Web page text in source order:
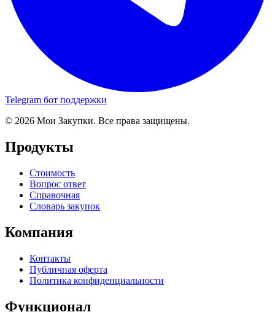
Telegram бот поддержки
© 2026 Мои Закупки. Все права защищены.
Продукты
Стоимость
Вопрос ответ
Справочная
Словарь закупок
Компания
Контакты
Публичная оферта
Политика конфиденциальности
Функционал